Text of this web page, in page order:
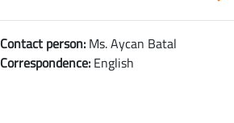
Contact person:Ms. Aycan Batal
Correspondence:English